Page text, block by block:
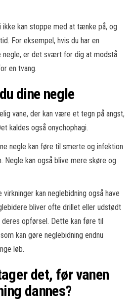
kan stoppe med at tænke på, og
For eksempel, hvis du har en
er det svært for dig at modstå
en tvang.
dine negle
vane, der kan være et tegn på angst,
kaldes også onychophagi.
negle kan føre til smerte og infektion
Negle kan også blive mere skøre og
kan neglebidning også have
bliver ofte drillet eller udstødt
opførsel. Dette kan føre til
kan gøre neglebidning endnu
løb.
det, før vanen
dannes?